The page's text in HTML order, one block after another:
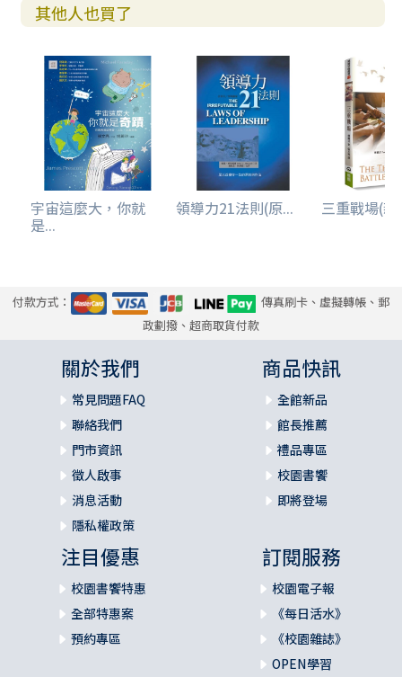
其他人也買了
宇宙這麼大，你就
是...
領導力21法則(原... 三重戰場(
付款方式：
傳真刷卡、虛擬轉帳、郵
政劃撥、超商取貨付款
關於我們
常見問題FAQ
聯絡我們
門市資訊
徵人啟事
消息活動
隱私權政策
商品快訊
全館新品
館長推薦
禮品專區
校園書饗
即將登場
注目優惠
校園書饗特惠
全部特惠案
預約專區
訂閱服務
校園電子報
《每日活水》
《校園雜誌》
OPEN學習